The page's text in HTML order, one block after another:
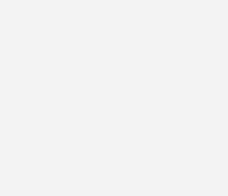
mit Minister Altmaier
sagte Hermann Albers,